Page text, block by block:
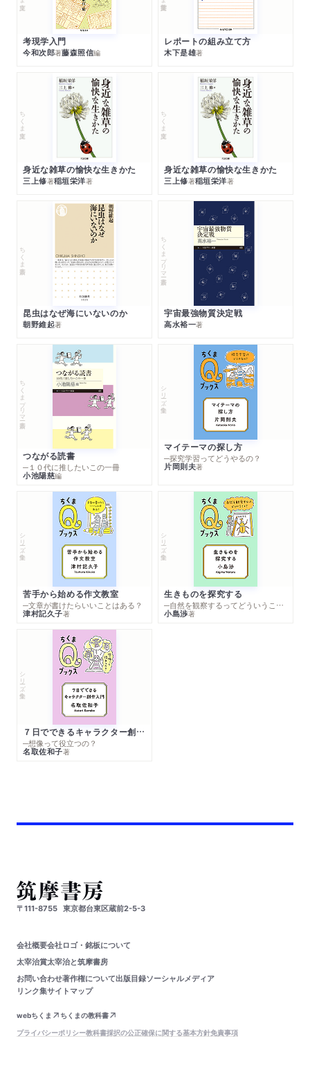
考現学入門
今和次郎著藤森照信編
レポートの組み立て方
木下是雄著
ちくま文庫
身近な雑草の愉快な生きかた
三上修著稲垣栄洋著
ちくま文庫
身近な雑草の愉快な生きかた
三上修著稲垣栄洋著
ちくま新書
昆虫はなぜ海にいないのか
朝野維起著
ちくまプリマー新書
宇宙最強物質決定戦
高水裕一著
ちくまプリマー新書
つながる読書
─１０代に推したいこの一冊
小池陽慈編
シリーズ・全集
マイテーマの探し方
─探究学習ってどうやるの？
片岡則夫著
シリーズ・全集
苦手から始める作文教室
─文章が書けたらいいことはある？
津村記久子著
シリーズ・全集
生きものを探究する
─自然を観察するってどういうこと？
小島渉著
シリーズ・全集
７日でできるキャラクター創作入門
─想像って役立つの？
名取佐和子著
〒111-8755 東京都台東区蔵前2-5-3
会社概要会社ロゴ・銘板について
太宰治賞太宰治と筑摩書房
お問い合わせ著作権について出版目録ソーシャルメディア
リンク集サイトマップ
webちくま
ちくまの教科書
プライバシーポリシー教科書採択の公正確保に関する基本方針免責事項